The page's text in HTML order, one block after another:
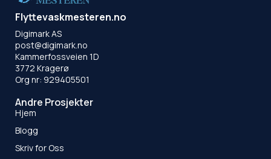
Flyttevaskmesteren.no
Digimark AS
post@digimark.no
Kammerfossveien 1D
3772 Kragerø
Org nr: 929405501
Andre Prosjekter
Hjem
Blogg
Skriv for Oss